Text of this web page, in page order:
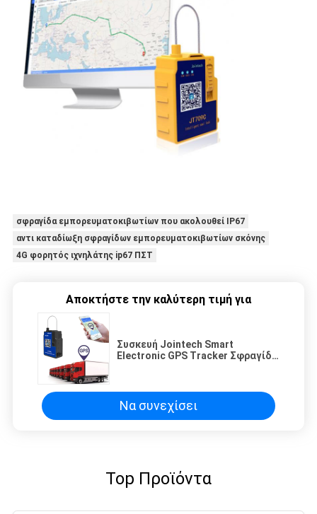
σφραγίδα εμπορευματοκιβωτίων που ακολουθεί IP67
αντι καταδίωξη σφραγίδων εμπορευματοκιβωτίων σκόνης
4G φορητός ιχνηλάτης ip67 ΠΣΤ
Αποκτήστε την καλύτερη τιμή για
Συσκευή Jointech Smart
Electronic GPS Tracker Σφραγίδα
Να συνεχίσει
Top Προϊόντα